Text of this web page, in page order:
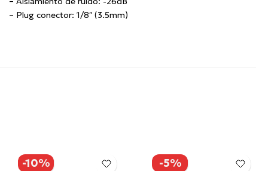
– Plug conector: 1/8″ (3.5mm)
-10% -5%